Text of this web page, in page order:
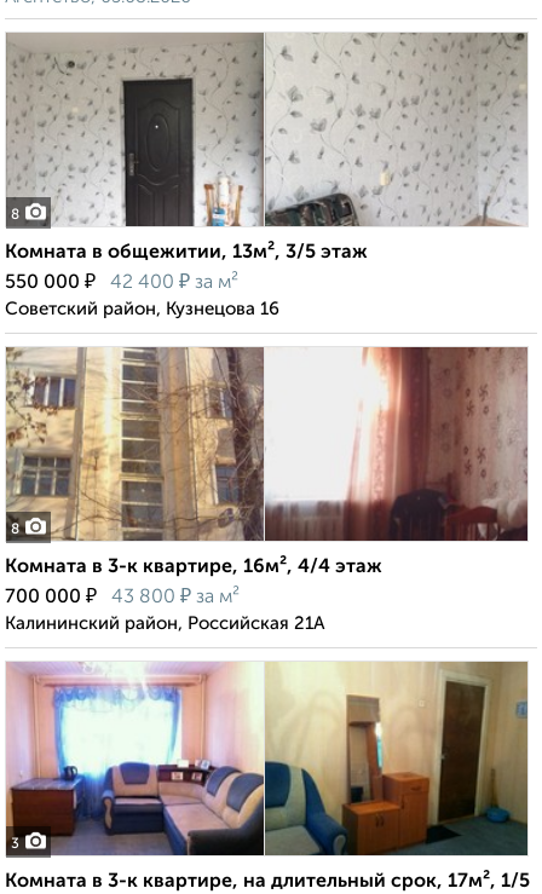
8
Комната в общежитии, 13м², 3/5 этаж
550 000 ₽ 42 400 ₽ за м²
Советский район, Кузнецова 16
8
Комната в 3-к квартире, 16м², 4/4 этаж
700 000 ₽ 43 800 ₽ за м²
Калининский район, Российская 21А
3
Комната в 3-к квартире, на длительный срок, 17м², 1/5